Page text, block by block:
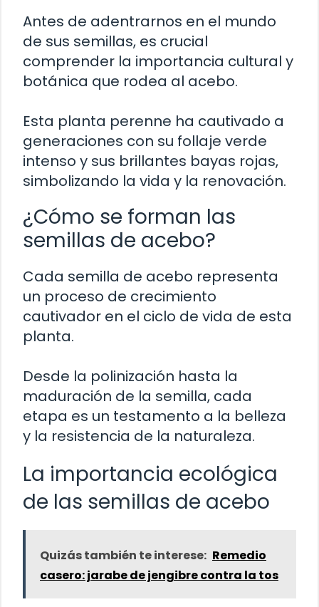
Antes de adentrarnos en el mundo
de sus semillas, es crucial
comprender la importancia cultural y
botánica que rodea al acebo.
Esta planta perenne ha cautivado a
generaciones con su follaje verde
intenso y sus brillantes bayas rojas,
simbolizando la vida y la renovación.
¿Cómo se forman las
semillas de acebo?
Cada semilla de acebo representa
un proceso de crecimiento
cautivador en el ciclo de vida de esta
planta.
Desde la polinización hasta la
maduración de la semilla, cada
etapa es un testamento a la belleza
y la resistencia de la naturaleza.
La importancia ecológica
de las semillas de acebo
Quizás también te interese: Remedio
casero: jarabe de jengibre contra la tos